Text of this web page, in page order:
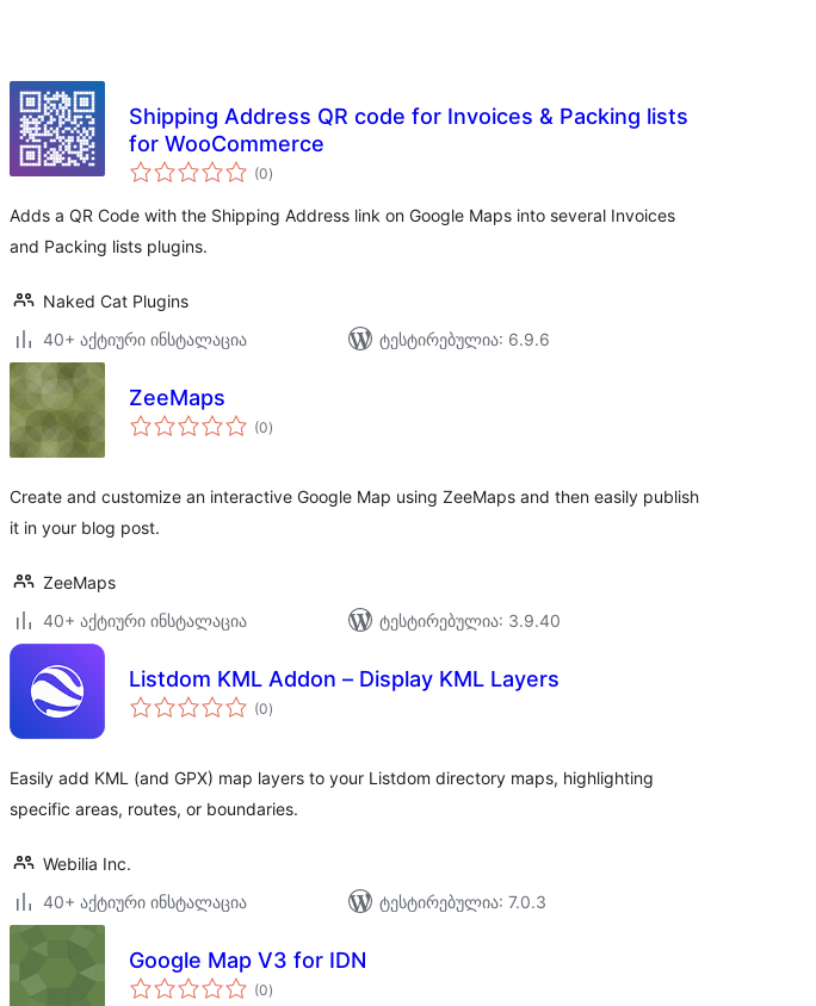
Shipping Address QR code for Invoices & Packing lists
for WooCommerce
(0საერთო
რეიტინგი
)
Adds a QR Code with the Shipping Address link on Google Maps into several Invoices
and Packing lists plugins.
Naked Cat Plugins
40+ აქტიური ინსტალაცია
ტესტირებულია: 6.9.6
ZeeMaps
(0საერთო
რეიტინგი
)
Create and customize an interactive Google Map using ZeeMaps and then easily publish
it in your blog post.
ZeeMaps
40+ აქტიური ინსტალაცია
ტესტირებულია: 3.9.40
Listdom KML Addon – Display KML Layers
(0საერთო
რეიტინგი
)
Easily add KML (and GPX) map layers to your Listdom directory maps, highlighting
specific areas, routes, or boundaries.
Webilia Inc.
40+ აქტიური ინსტალაცია
ტესტირებულია: 7.0.3
Google Map V3 for IDN
(0საერთო
რეიტინგი
)